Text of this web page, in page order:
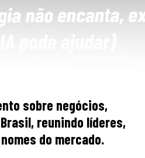
sobre negócios,
reunindo líderes,
do mercado.